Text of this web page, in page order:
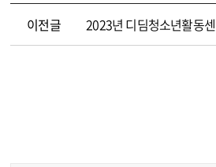
이전글 2023년 디딤청소년활동